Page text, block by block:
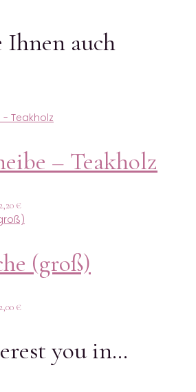
Ihnen auch
– Teakholz
2,20 €
(groß)
2,00 €
you in…